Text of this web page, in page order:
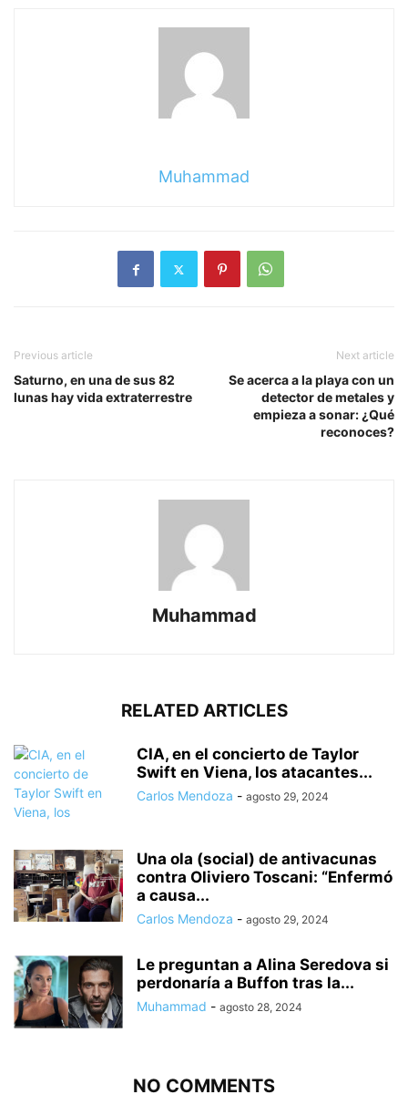
Muhammad
Previous article
Saturno, en una de sus 82
lunas hay vida extraterrestre
Next article
Se acerca a la playa con un
detector de metales y
empieza a sonar: ¿Qué
reconoces?
Muhammad
RELATED ARTICLES
CIA, en el concierto de Taylor
Swift en Viena, los atacantes...
Carlos Mendoza - agosto 29, 2024
Una ola (social) de antivacunas
contra Oliviero Toscani: “Enfermó
a causa...
Carlos Mendoza - agosto 29, 2024
Le preguntan a Alina Seredova si
perdonaría a Buffon tras la...
Muhammad - agosto 28, 2024
NO COMMENTS